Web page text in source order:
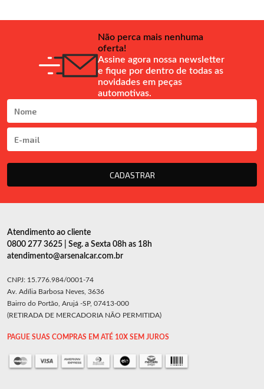
Não perca mais nenhuma
oferta!
Assine agora nossa newsletter
e fique por dentro de todas as
novidades em peças
automotivas.
CADASTRAR
Atendimento ao cliente
0800 277 3625 | Seg. a Sexta 08h as 18h
atendimento@arsenalcar.com.br
CNPJ: 15.776.984/0001-74
Av. Adília Barbosa Neves, 3636
Bairro do Portão, Arujá -SP, 07413-000
(RETIRADA DE MERCADORIA NÃO PERMITIDA)
PAGUE SUAS COMPRAS EM ATÉ 10X SEM JUROS